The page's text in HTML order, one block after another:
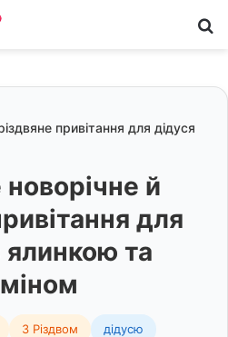
привітання для дідуся
й
для
ялинкою та
З Різдвом дідусю